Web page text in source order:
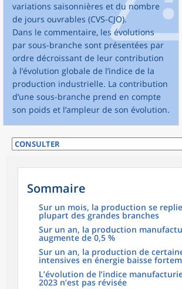
variations saisonnières et du nombre
de jours ouvrables (CVS-CJO).
Dans le commentaire, les évolutions
par sous-branche sont présentées par
ordre décroissant de leur contribution
à l’évolution globale de l’indice de la
production industrielle. La contribution
d’une sous-branche prend en compte
son poids et l’ampleur de son évolution.
Sommaire
Sur un mois, la production se
plupart des grandes branches
Sur un an, la production
augmente de 0,5 %
Sur un an, la production de
intensives en énergie baisse
L’évolution de l’indice
2023 n’est pas révisée